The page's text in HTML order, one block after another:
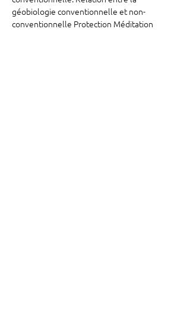
géobiologie conventionnelle et non-
conventionnelle Protection Méditation